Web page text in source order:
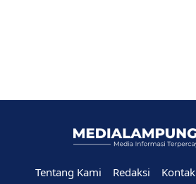
Tentang Kami Redaksi Kontak